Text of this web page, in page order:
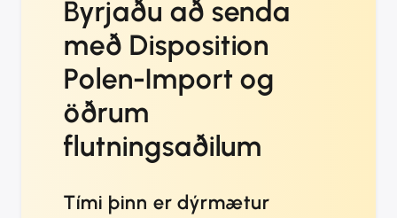
Byrjaðu að senda
með Disposition
Polen-Import og
öðrum
flutningsaðilum
Tími þinn er dýrmætur